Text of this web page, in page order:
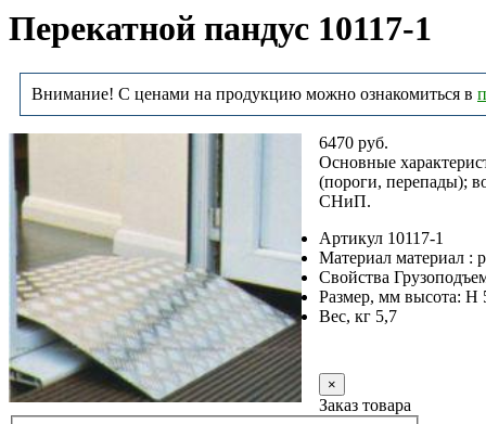
Перекатной пандус 10117-1
Внимание! С ценами на продукцию можно ознакомиться в
6470 руб.
Основные
(пороги, перепады);
СНиП.
Артикул 10117-1
Материал материал
Свойства
Размер, мм высота:
Вес, кг 5,7
×
Заказ товара